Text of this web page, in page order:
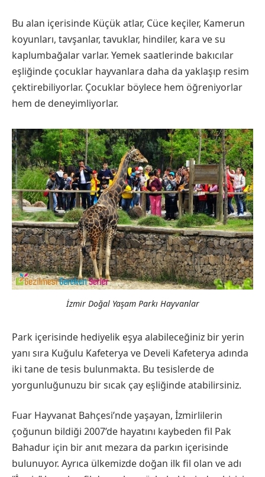
Bu alan içerisinde Küçük atlar, Cüce keçiler, Kamerun
koyunları, tavşanlar, tavuklar, hindiler, kara ve su
kaplumbağalar varlar. Yemek saatlerinde bakıcılar
eşliğinde çocuklar hayvanlara daha da yaklaşıp resim
çektirebiliyorlar. Çocuklar böylece hem öğreniyorlar
hem de deneyimliyorlar.
İzmir Doğal Yaşam Parkı Hayvanlar
Park içerisinde hediyelik eşya alabileceğiniz bir yerin
yanı sıra Kuğulu Kafeterya ve Develi Kafeterya adında
iki tane de tesis bulunmakta. Bu tesislerde de
yorgunluğunuzu bir sıcak çay eşliğinde atabilirsiniz.
Fuar Hayvanat Bahçesi’nde yaşayan, İzmirlilerin
çoğunun bildiği 2007’de hayatını kaybeden fil Pak
Bahadur için bir anıt mezara da parkın içerisinde
bulunuyor. Ayrıca ülkemizde doğan ilk fil olan ve adı